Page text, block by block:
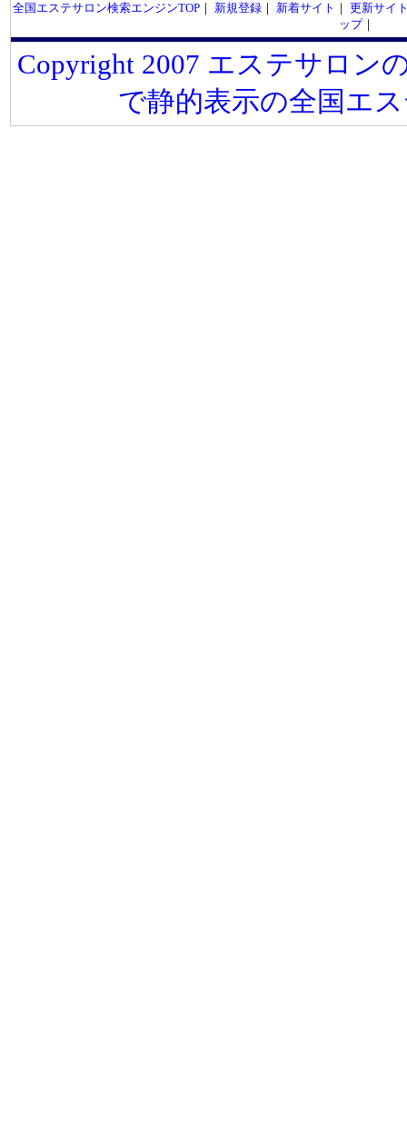
全国エステサロン検索エンジンTOP｜ 新規登録｜ 新着サイト ｜ 更新サイ
ップ｜
Copyright 2007 エステサロン
で静的表示の全国エ